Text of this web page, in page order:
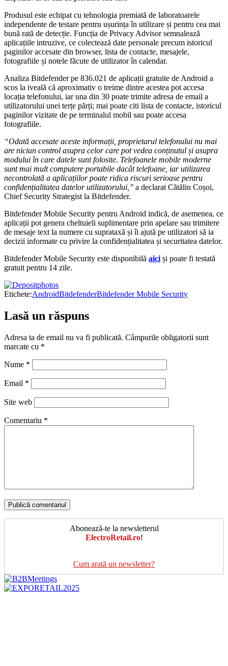
Produsul este echipat cu tehnologia premiată de laboratoarele
independente de testare pentru ușurința în utilizare și pentru cea mai
bună rată de detecție. Funcția de Privacy Advisor semnalează
aplicațiile intruzive, ce colectează date personale precum istoricul
paginilor accesate din browser, lista de contacte, mesajele,
fotografiile și notele făcute de utilizator în calendar.
Analiza Bitdefender pe 836.021 de aplicații gratuite de Android a
scos la iveală că aproximativ o treime dintre acestea pot accesa
locația telefonului, iar una din 30 poate trimite adresa de email a
utilizatorului unei terțe părți; mai poate citi lista de contacte, istoricul
paginilor vizitate de pe terminalul mobil sau poate accesa
fotografiile.
“Odată accesate aceste informații, proprietarul telefonului nu mai
are niciun control asupra celor care pot vedea conținutul și asupra
modului în care datele sunt folosite. Telefoanele mobile moderne
sunt mai mult computere portabile dacât telefoane, iar utilizarea
necontrolată a aplicațiilor poate ridica riscuri serioase pentru
confidențialitatea datelor utilizatorului,’’ a declarat Cătălin Coșoi,
Chief Security Strategist la Bitdefender.
Bitdefender Mobile Security pentru Android indică, de asemenea, ce
aplicații pot genera cheltuieli suplimentare prin apelare sau trimitere
de mesaje text la numere cu suprataxă și îi ajută pe utilizatori să ia
decizii informate cu privire la confidențialitatea și securitatea datelor.
Bitdefender Mobile Security este disponibilă aici și poate fi testată
gratuit pentru 14 zile.
Etichete:AndroidBitdefenderBitdefender Mobile Security
Lasă un răspuns
Adresa ta de email nu va fi publicată. Câmpurile obligatorii sunt
marcate cu *
Nume *
Email *
Site web
Comentariu *
Abonează-te la newsletterul
ElectroRetail.ro!
Cum arată un newsletter?